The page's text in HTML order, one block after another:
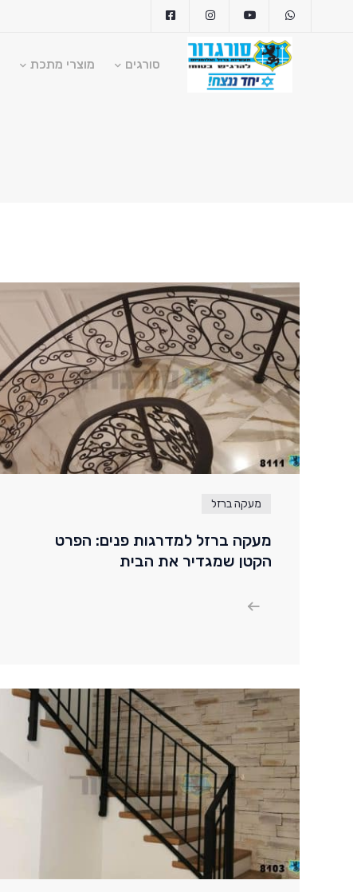
סורגים מוצרי מתכת
מעקה ברזל
מעקה ברזל למדרגות פנים: הפרט
הקטן שמגדיר את הבית